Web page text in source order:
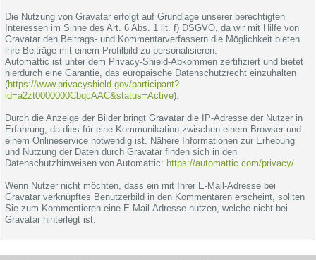
Die Nutzung von Gravatar erfolgt auf Grundlage unserer berechtigten
Interessen im Sinne des Art. 6 Abs. 1 lit. f) DSGVO, da wir mit Hilfe von
Gravatar den Beitrags- und Kommentarverfassern die Möglichkeit bieten
ihre Beiträge mit einem Profilbild zu personalisieren.
Automattic ist unter dem Privacy-Shield-Abkommen zertifiziert und bietet
hierdurch eine Garantie, das europäische Datenschutzrecht einzuhalten
(https://www.privacyshield.gov/participant?
id=a2zt0000000CbqcAAC&status=Active).
Durch die Anzeige der Bilder bringt Gravatar die IP-Adresse der Nutzer in
Erfahrung, da dies für eine Kommunikation zwischen einem Browser und
einem Onlineservice notwendig ist. Nähere Informationen zur Erhebung
und Nutzung der Daten durch Gravatar finden sich in den
Datenschutzhinweisen von Automattic: https://automattic.com/privacy/
Wenn Nutzer nicht möchten, dass ein mit Ihrer E-Mail-Adresse bei
Gravatar verknüpftes Benutzerbild in den Kommentaren erscheint, sollten
Sie zum Kommentieren eine E-Mail-Adresse nutzen, welche nicht bei
Gravatar hinterlegt ist.